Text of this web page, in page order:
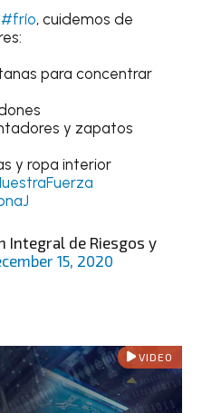
#frío, cuidemos de
para concentrar
y zapatos
y ropa interior
Integral de Riesgos y
15, 2020
VIDEO